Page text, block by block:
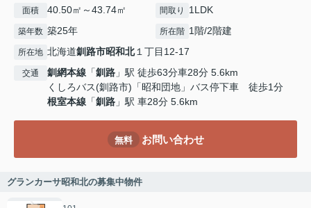
面積 40.50㎡～43.74㎡ 間取り 1LDK
築年数 築25年 所在階 1階/2階建
所在地 北海道釧路市昭和北１丁目12-17
交通 釧網本線 「釧路 」駅 徒歩63分車28分 5.6km
くしろバス(釧路市)「昭和団地」バス停下車 徒歩1分
根室本線 「釧路 」駅 車28分 5.6km
無料 お問い合わせ
グランカーサ昭和北の募集中物件